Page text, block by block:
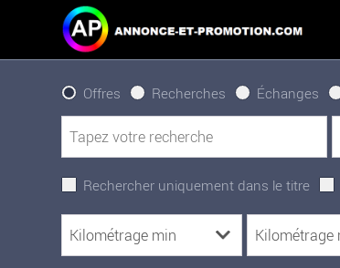
Offres Recherches Échanges
Rechercher uniquement dans le titre